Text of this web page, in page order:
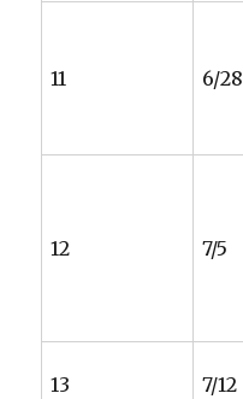
11 6/28
12 7/5
13 7/12